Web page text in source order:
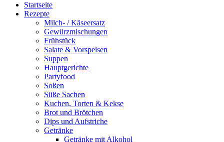
Startseite
Rezepte
Milch- / Käseersatz
Gewürzmischungen
Frühstück
Salate & Vorspeisen
Suppen
Hauptgerichte
Partyfood
Soßen
Süße Sachen
Kuchen, Torten & Kekse
Brot und Brötchen
Dips und Aufstriche
Getränke
Getränke mit Alkohol